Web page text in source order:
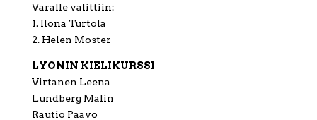
Varalle valittiin:
1. Ilona Turtola
2. Helen Moster
LYONIN KIELIKURSSI
Virtanen Leena
Lundberg Malin
Rautio Paavo